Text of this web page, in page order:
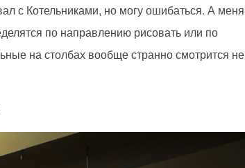
с Котельниками, но могу ошибаться. А меня
по направлению рисовать или по
на столбах вообще странно смотрится не